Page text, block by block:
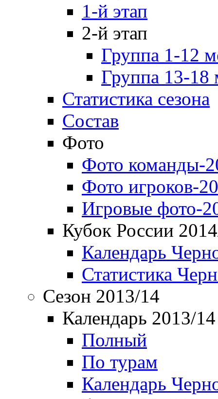
1-й этап
2-й этап
Группа 1-12
Группа 13-18
Статистика сезона
Состав
Фото
Фото команды-
Фото игроков-
Игровые фото-
Кубок России
Календарь
Статистика
Сезон 2013/14
Календарь 2013/14
Полный
По турам
Календарь